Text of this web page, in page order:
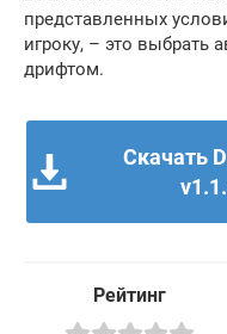
представленных
игроку, – это выбрать
дрифтом.
Скачать
Рейтинг